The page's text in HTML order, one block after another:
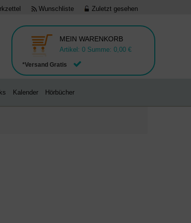
Wunschliste Zuletzt gesehen
*Versand Gratis
MEIN WARENKORB
Artikel: 0 Summe: 0,00 €
Kalender Hörbücher